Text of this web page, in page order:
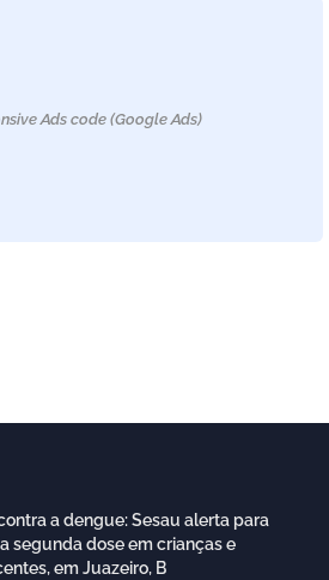
Ads code (Google Ads)
a dengue: Sesau alerta para
segunda dose em crianças e
em Juazeiro, B